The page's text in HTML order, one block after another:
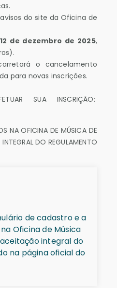
do site da Oficina de
de dezembro de 2025,
o cancelamento
para novas inscrições.
SUA INSCRIÇÃO:
NA OFICINA DE MÚSICA DE
DO REGULAMENTO
de cadastro e a
integral do